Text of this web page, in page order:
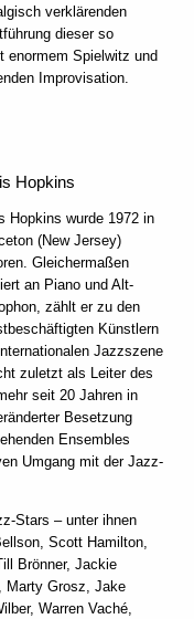
verklärenden
dieser so
enormem Spielwitz und
Improvisation.
Hopkins
Hopkins wurde 1972 in
(New Jersey)
Gleichermaßen
an Piano und Alt-
zählt er zu den
Künstlern
Jazzszene
zuletzt als Leiter des
seit 20 Jahren in
Besetzung
Ensembles
Umgang mit der Jazz-
Stars – unter ihnen
Scott Hamilton,
Brönner, Jackie
Marty Grosz, Jake
Warren Vaché,